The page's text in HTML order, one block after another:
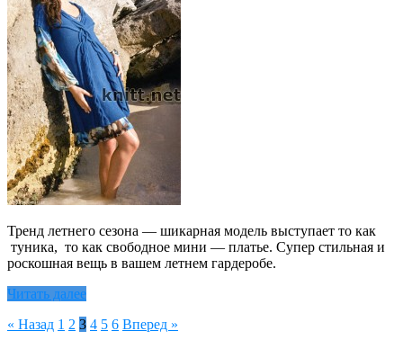
Тренд летнего сезона — шикарная модель выступает то как
туника, то как свободное мини — платье. Супер стильная и
роскошная вещь в вашем летнем гардеробе.
Читать далее
Пагинация
« Назад 1 2 3 4 5 6 Вперед »